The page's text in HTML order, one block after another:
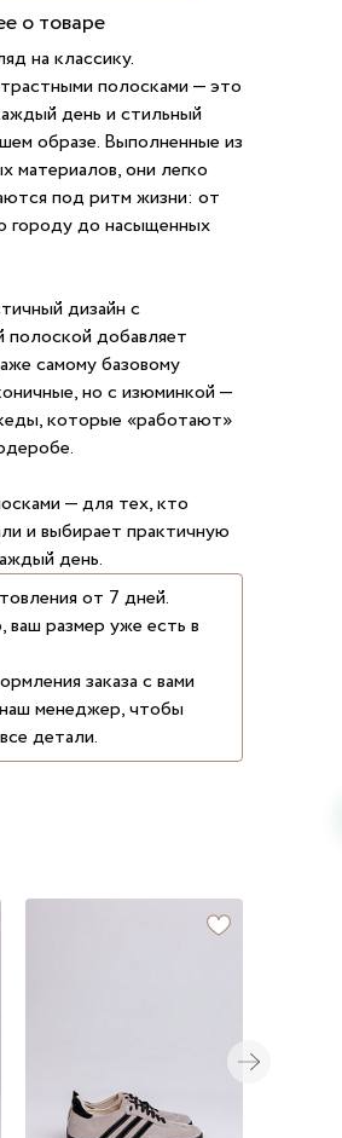
о товаре
на классику.
полосками — это
день и стильный
образе. Выполненные из
материалов, они легко
под ритм жизни: от
городу до насыщенных
дизайн с
полоской добавляет
самому базовому
но с изюминкой —
которые «работают»
— для тех, кто
и выбирает практичную
день.
от 7 дней.
ваш размер уже есть в
заказа с вами
менеджер, чтобы
детали.